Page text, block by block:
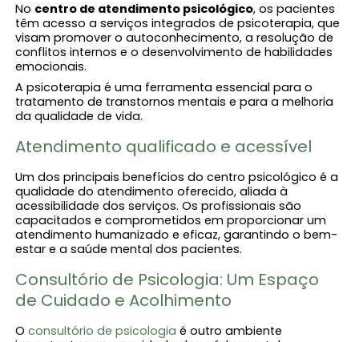
No centro de atendimento psicológico​, os pacientes
têm acesso a serviços integrados de psicoterapia, que
visam promover o autoconhecimento, a resolução de
conflitos internos e o desenvolvimento de habilidades
emocionais.
A psicoterapia é uma ferramenta essencial para o
tratamento de transtornos mentais e para a melhoria
da qualidade de vida.
Atendimento qualificado e acessível
Um dos principais benefícios do centro psicológico é a
qualidade do atendimento oferecido, aliada à
acessibilidade dos serviços. Os profissionais são
capacitados e comprometidos em proporcionar um
atendimento humanizado e eficaz, garantindo o bem-
estar e a saúde mental dos pacientes.
Consultório de Psicologia: Um Espaço
de Cuidado e Acolhimento
Oconsultório de psicologia​ é outro ambiente